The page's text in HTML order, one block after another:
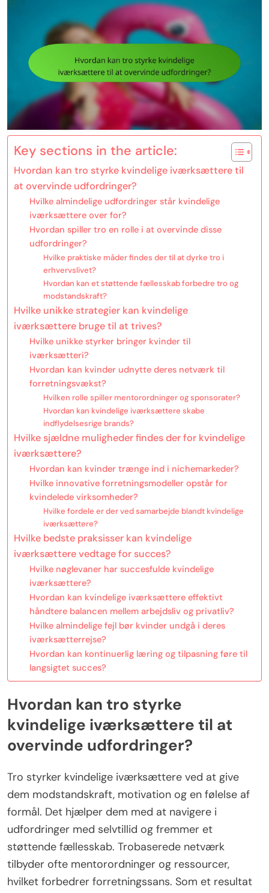
Key sections in the article:
Hvordan kan tro styrke kvindelige iværksættere til
at overvinde udfordringer?
Hvilke almindelige udfordringer står kvindelige
iværksættere over for?
Hvordan spiller tro en rolle i at overvinde disse
udfordringer?
Hvilke praktiske måder findes der til at dyrke tro i
erhvervslivet?
Hvordan kan et støttende fællesskab forbedre tro og
modstandskraft?
Hvilke unikke strategier kan kvindelige
iværksættere bruge til at trives?
Hvilke unikke styrker bringer kvinder til
iværksætteri?
Hvordan kan kvinder udnytte deres netværk til
forretningsvækst?
Hvilken rolle spiller mentorordninger og sponsorater?
Hvordan kan kvindelige iværksættere skabe
indflydelsesrige brands?
Hvilke sjældne muligheder findes der for kvindelige
iværksættere?
Hvordan kan kvinder trænge ind i nichemarkeder?
Hvilke innovative forretningsmodeller opstår for
kvindelede virksomheder?
Hvilke fordele er der ved samarbejde blandt kvindelige
iværksættere?
Hvilke bedste praksisser kan kvindelige
iværksættere vedtage for succes?
Hvilke nøglevaner har succesfulde kvindelige
iværksættere?
Hvordan kan kvindelige iværksættere effektivt
håndtere balancen mellem arbejdsliv og privatliv?
Hvilke almindelige fejl bør kvinder undgå i deres
iværksætterrejse?
Hvordan kan kontinuerlig læring og tilpasning føre til
langsigtet succes?
Hvordan kan tro styrke
kvindelige iværksættere til at
overvinde udfordringer?
Tro styrker kvindelige iværksættere ved at give
dem modstandskraft, motivation og en følelse af
formål. Det hjælper dem med at navigere i
udfordringer med selvtillid og fremmer et
støttende fællesskab. Trobaserede netværk
tilbyder ofte mentorordninger og ressourcer,
hvilket forbedrer forretningssans. Som et resultat